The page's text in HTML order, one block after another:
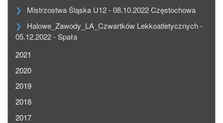
Mistrzostwa Śląska U12 - 08.10.2022 Częstochowa
Halowe_Zawody_LA_Czwartków Lekkoatletycznych -
05.12.2022 - Spała
2021
2020
2019
2018
2017